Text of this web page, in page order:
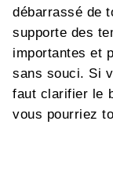
débarrassé de
supporte des
importantes et
sans souci. Si
faut clarifier le
vous pourriez